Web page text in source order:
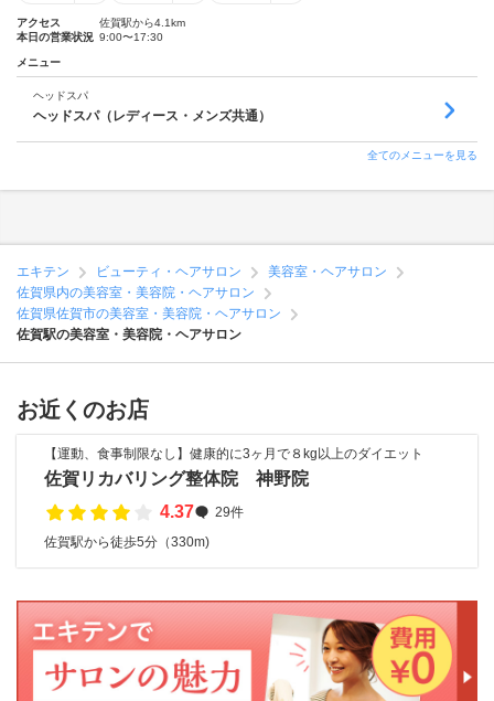
アクセス
佐賀駅から4.1km
本日の営業状況 9:00〜17:30
メニュー
ヘッドスパ
ヘッドスパ（レディース・メンズ共通）
全てのメニューを見る
エキテン ビューティ・ヘアサロン
美容室・ヘアサロン
佐賀県内の美容室・美容院・ヘアサロン
佐賀県佐賀市の美容室・美容院・ヘアサロン
佐賀駅の美容室・美容院・ヘアサロン
お近くのお店
【運動、食事制限なし】健康的に3ヶ月で８kg以上のダイエット
佐賀リカバリング整体院 神野院
4.37
29件
佐賀駅から徒歩5分（330m)